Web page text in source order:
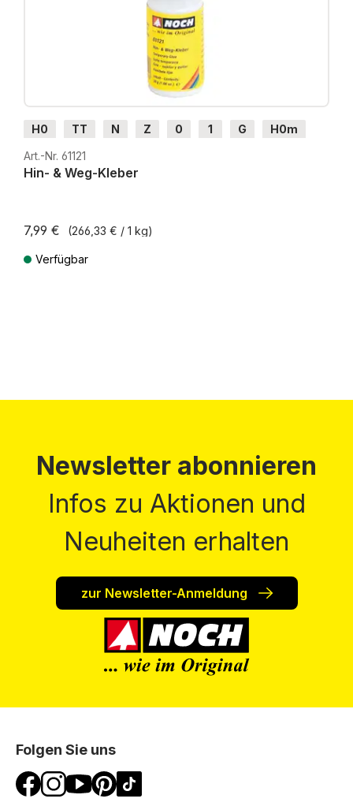
H0 TT N Z 0 1 G
H0m
H0e
Art.-Nr. 61121
Hin- & Weg-Kleber
7,99 € (266,33 € / 1 kg)
Verfügbar
Newsletter abonnieren
Infos zu Aktionen und
Neuheiten erhalten
zur Newsletter-Anmeldung
Folgen Sie uns